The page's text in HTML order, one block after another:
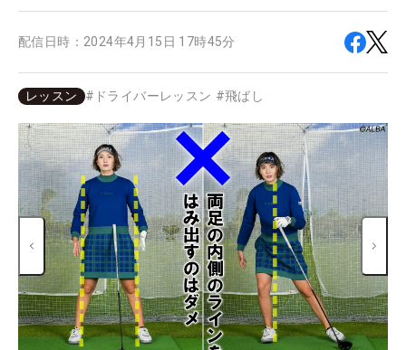
配信日時： 2024年4月15日 17時45分
レッスン # ドライバーレッスン #飛ばし